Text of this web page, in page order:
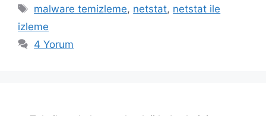
Etiketler
malware temizleme, netstat, netstat ile
izleme
4 Yorum